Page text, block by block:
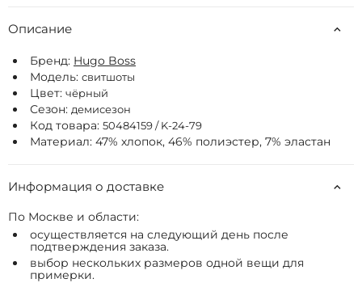
Описание
Бренд: Hugo Boss
Модель: свитшоты
Цвет: чёрный
Сезон: демисезон
Код товара: 50484159 / K-24-79
Материал: 47% хлопок, 46% полиэстер, 7% эластан
Информация о доставке
По Москве и области:
осуществляется на следующий день после
подтверждения заказа.
выбор нескольких размеров одной вещи для
примерки.